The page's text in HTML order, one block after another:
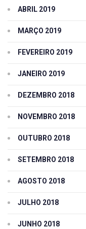
ABRIL 2019
MARÇO 2019
FEVEREIRO 2019
JANEIRO 2019
DEZEMBRO 2018
NOVEMBRO 2018
OUTUBRO 2018
SETEMBRO 2018
AGOSTO 2018
JULHO 2018
JUNHO 2018